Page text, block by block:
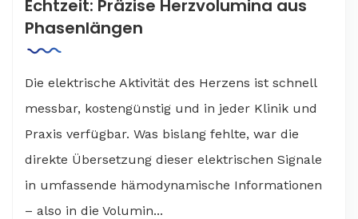
Echtzeit: Präzise Herzvolumina aus
Phasenlängen
Die elektrische Aktivität des Herzens ist schnell
messbar, kostengünstig und in jeder Klinik und
Praxis verfügbar. Was bislang fehlte, war die
direkte Übersetzung dieser elektrischen Signale
in umfassende hämodynamische Informationen
– also in die Volumin...